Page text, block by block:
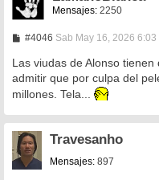
Mensajes: 2250
#4046M
n
a
j
Sab May 16, 2026 6:03
Las viudas de Alonso
admitir que por culpa del
millones. Tela...
Travesanho
Mensajes: 897